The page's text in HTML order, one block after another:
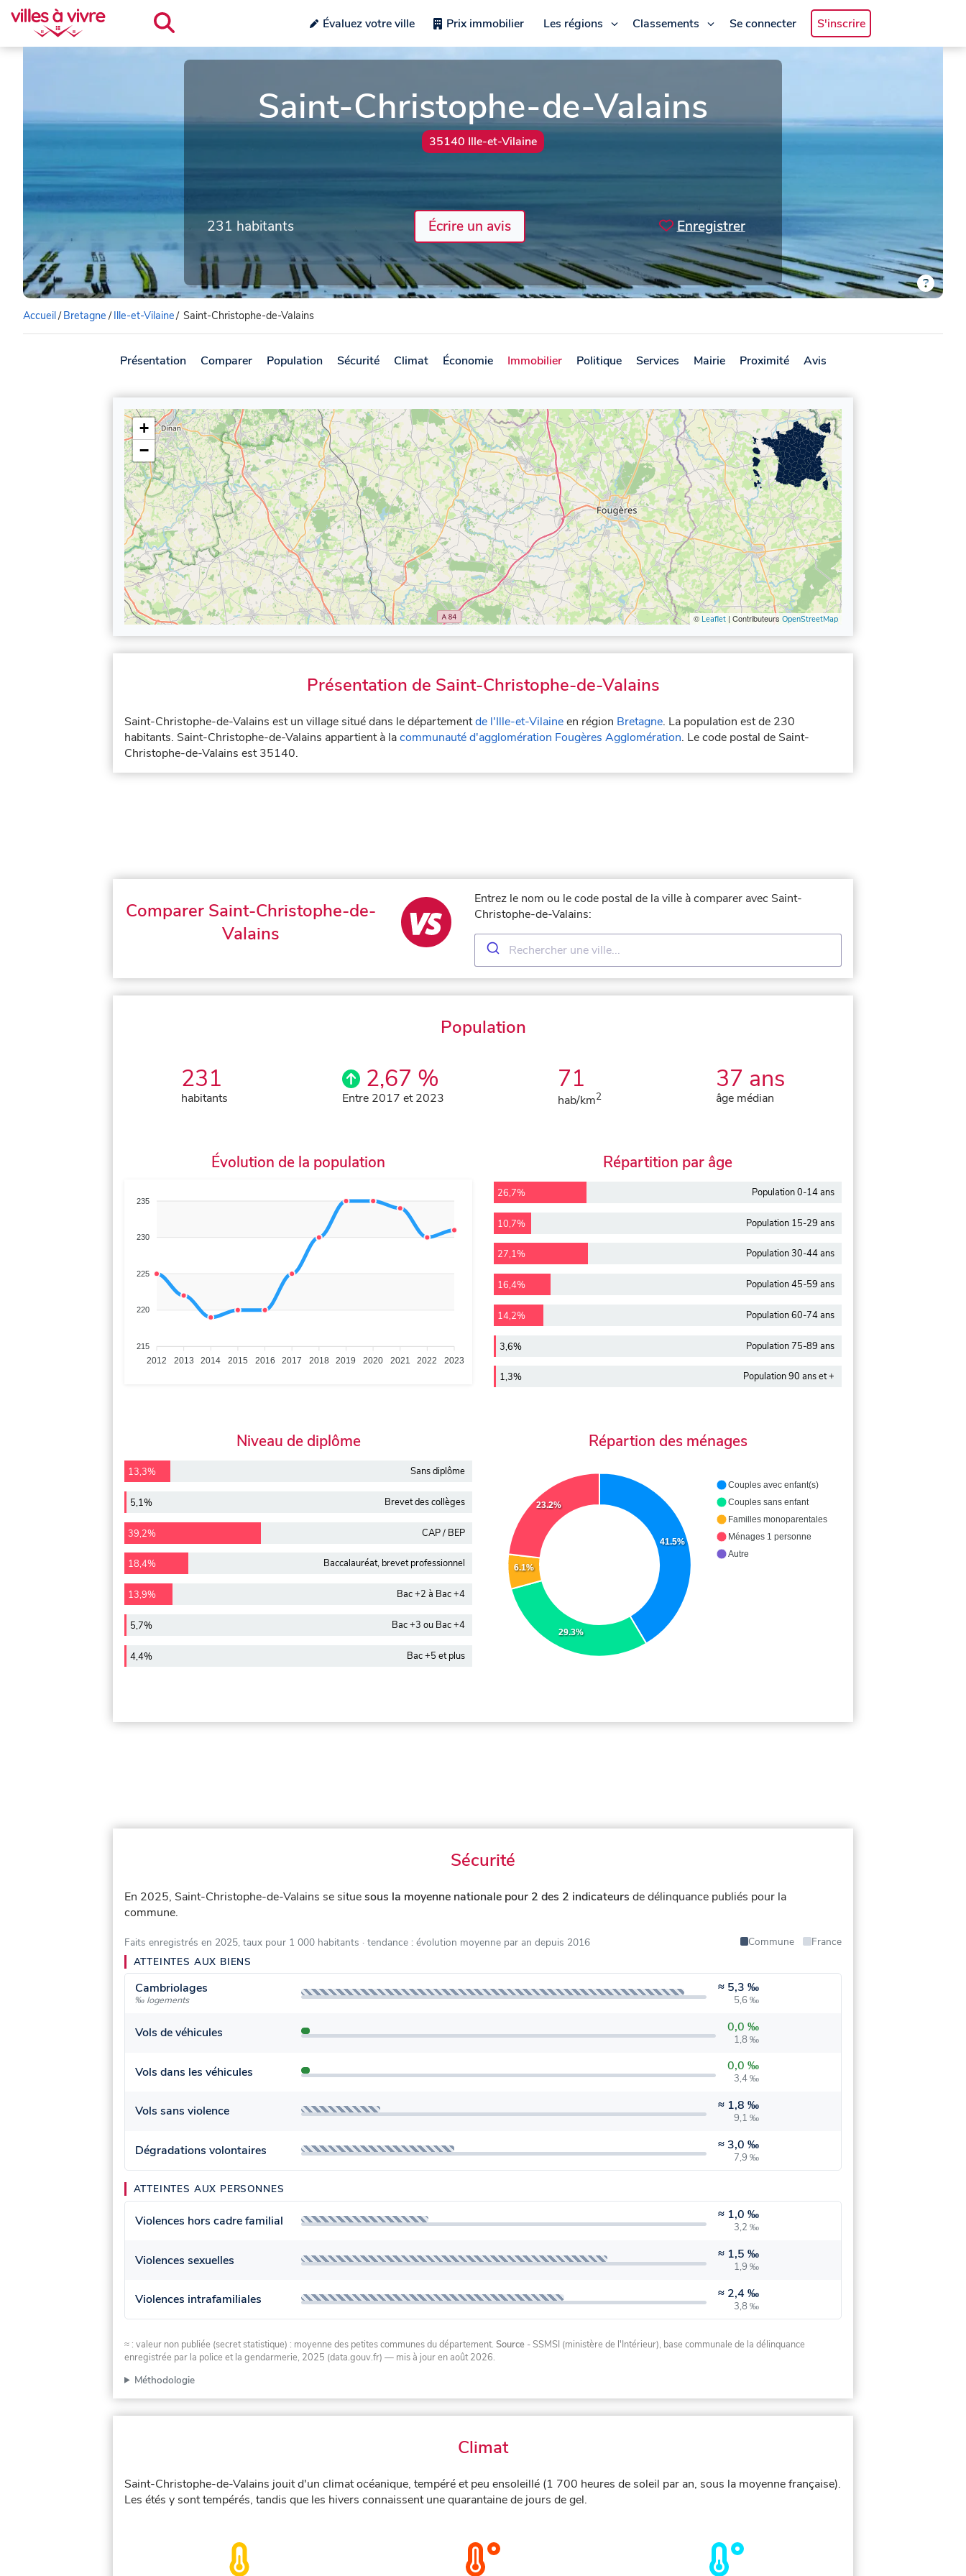
Évaluez votre ville Prix immobilier Les régions Classements Se connecter S'inscrire
Saint-Christophe-de-Valains
35140 Ille-et-Vilaine
231 habitants Écrire un avis Enregistrer
Accueil/ Bretagne/ Ille-et-Vilaine/ Saint-Christophe-de-Valains
Présentation Comparer Population Sécurité Climat Économie Immobilier Politique Services Mairie Proximité Avis
+
−
© Leaflet | Contributeurs OpenStreetMap
Présentation de Saint-Christophe-de-Valains
Saint-Christophe-de-Valains est un village situé dans le départementde l'Ille-et-Vilaineen région Bretagne. La population est de 230
habitants. Saint-Christophe-de-Valains appartient à lacommunauté d'agglomération Fougères Agglomération. Le code postal de Saint-
Christophe-de-Valains est 35140.
Comparer Saint-Christophe-de-
Valains
Entrez le nom ou le code postal de la ville à comparer avec Saint-
Christophe-de-Valains:
Population
231
habitants
2,67 %
Entre 2017 et 2023
71
hab/km2
37 ans
âge médian
Évolution de la population
235
230
225
220
215
2012 2013 2014 2015 2016 2017 2018 2019 2020 2021 2022 2023
Répartition par âge
26,7% Population 0-14 ans
10,7% Population 15-29 ans
27,1% Population 30-44 ans
16,4% Population 45-59 ans
14,2% Population 60-74 ans
3,6% Population 75-89 ans
1,3% Population 90 ans et +
Niveau de diplôme
13,3% Sans diplôme
5,1% Brevet des collèges
39,2% CAP / BEP
18,4% Baccalauréat, brevet professionnel
13,9% Bac +2 à Bac +4
5,7% Bac +3 ou Bac +4
4,4% Bac +5 et plus
Répartion des ménages
41.5%
29.3%
6.1%
23.2%
Couples avec enfant(s)
Couples sans enfant
Familles monoparentales
Ménages 1 personne
Autre
Sécurité
En 2025, Saint-Christophe-de-Valains se situesous la moyenne nationale pour 2 des 2 indicateurs de délinquance publiés pour la
commune.
Faits enregistrés en 2025, taux pour 1 000 habitants · tendance : évolution moyenne par an depuis 2016 Commune
France
ATTEINTES AUX BIENS
Cambriolages
‰ logements
≈ 5,3 ‰
5,6 ‰
Vols de véhicules 0,0 ‰
1,8 ‰
Vols dans les véhicules 0,0 ‰
3,4 ‰
Vols sans violence ≈ 1,8 ‰
9,1 ‰
Dégradations volontaires ≈ 3,0 ‰
7,9 ‰
ATTEINTES AUX PERSONNES
Violences hors cadre familial ≈ 1,0 ‰
3,2 ‰
Violences sexuelles ≈ 1,5 ‰
1,9 ‰
Violences intrafamiliales ≈ 2,4 ‰
3,8 ‰
≈ : valeur non publiée (secret statistique) : moyenne des petites communes du département. Source - SSMSI (ministère de l'Intérieur), base communale de la délinquance
enregistrée par la police et la gendarmerie, 2025 (data.gouv.fr) — mis à jour en août 2026.
Méthodologie
Climat
Saint-Christophe-de-Valains jouit d'un climat océanique, tempéré et peu ensoleillé (1 700 heures de soleil par an, sous la moyenne française).
Les étés y sont tempérés, tandis que les hivers connaissent une quarantaine de jours de gel.